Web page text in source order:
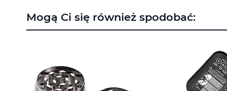
początek
galerii
Mogą Ci się również spodobać: